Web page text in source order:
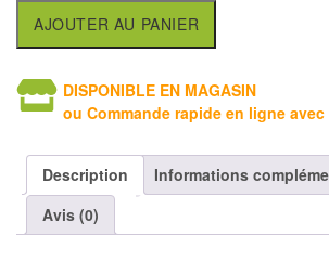
Livres
en
français
Tables
Accessoires
Jeux
AJOUTER AU PANIER
DISPONIBLE EN MAGASIN
ou Commande rapide en ligne
Description
Informations
Avis (0)